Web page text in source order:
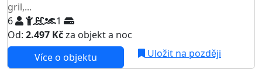
gril,...
6
1
Od: 2.497 Kčza objekt a noc
Více o objektu
Uložit na později